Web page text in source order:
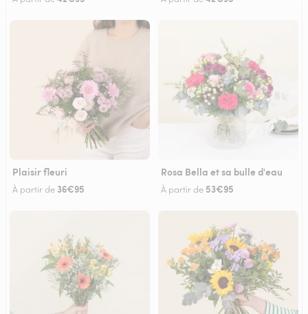
Plaisir fleuri
À partir de 36€95
Rosa Bella et sa bulle d'eau
À partir de 53€95